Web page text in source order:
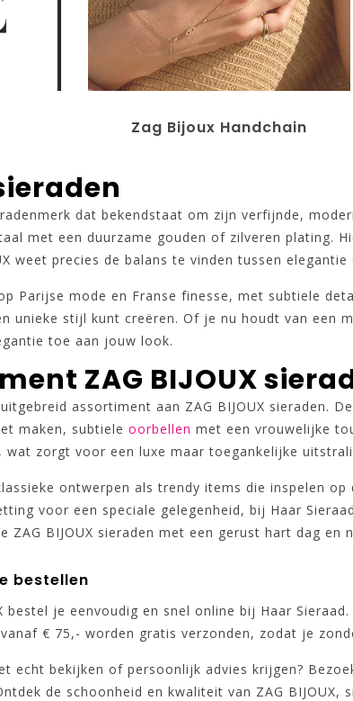
Zag Bijoux Handchain
dat bekendstaat om zijn verfijnde,
met een duurzame gouden of zilveren plating.
weet precies de balans te vinden tussen
Parijse mode en Franse finesse, met subtiele
unieke stijl kunt creëren. Of je nu houdt van een
toe aan jouw look.
ZAG BIJOUX
assortiment aan ZAG BIJOUX sieraden.
maken, subtiele oorbellen met een vrouwelijke
wat zorgt voor een luxe maar toegankelijke
ontwerpen als trendy items die inspelen
voor een speciale gelegenheid, bij Haar
BIJOUX sieraden met een gerust hart dag en
bestellen
bestel je eenvoudig en snel online bij Haar
€ 75,- worden gratis verzonden, zodat je
echt bekijken of persoonlijk advies krijgen?
de schoonheid en kwaliteit van ZAG BIJOUX,